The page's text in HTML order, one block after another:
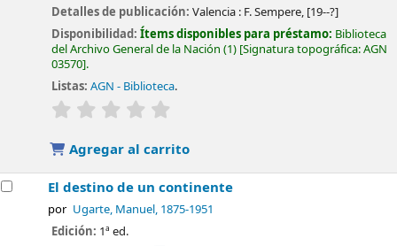
Detalles de publicación:Valencia : F. Sempere, [19--?]
Disponibilidad:Ítems disponibles para préstamo: Biblioteca
del Archivo General de la Nación (1) Signatura topográfica:AGN
03570 .
Listas: AGN - Biblioteca.
valoración
Agregar al carrito
El destino de un continente
por Ugarte, Manuel, 1875-1951
Edición: 1ª ed.